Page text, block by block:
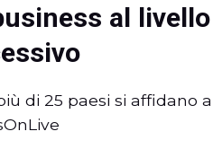
al livello
di 25 paesi si affidano a